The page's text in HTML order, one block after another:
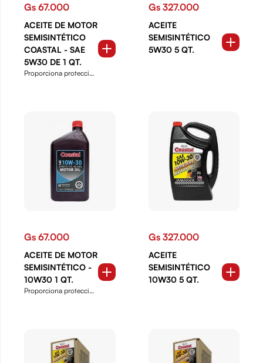
Gs 67.000
ACEITE DE MOTOR
SEMISINTÉTICO
COASTAL - SAE
5W30 DE 1 QT.
Proporciona protección
Gs 327.000
ACEITE
SEMISINTÉTICO
5W30 5 QT.
Gs 67.000
ACEITE DE MOTOR
SEMISINTÉTICO -
10W30 1 QT.
Proporciona protección
Gs 327.000
ACEITE
SEMISINTÉTICO
10W30 5 QT.